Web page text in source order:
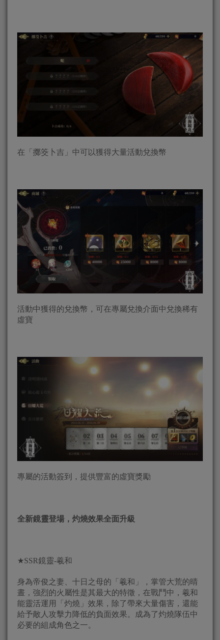
在「擲筊卜吉」中可以獲得大量活動兌換幣
活動中獲得的兌換幣，可在專屬兌換介面中兌換稀有
虛寶
專屬的活動簽到，提供豐富的虛寶獎勵
全新鏡靈登場，灼燒效果全面升級
★SSR鏡靈-羲和
身為帝俊之妻、十日之母的「羲和」，掌管大荒的晴
晝，強烈的火屬性是其最大的特徵，在戰鬥中，羲和
能靈活運用「灼燒」效果，除了帶來大量傷害，還能
給予敵人攻擊力降低的負面效果。成為了灼燒隊伍中
必要的組成角色之一。